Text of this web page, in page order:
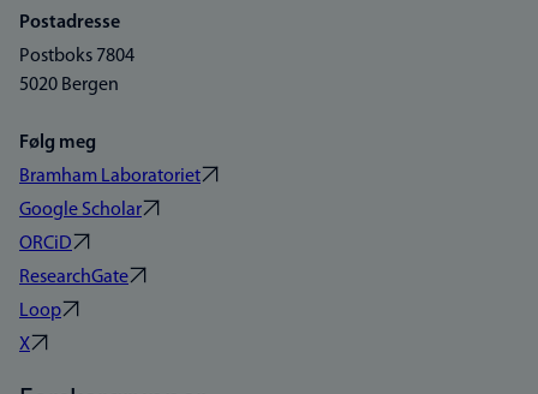
Postadresse
Postboks 7804
5020 Bergen
Følg meg
Bramham Laboratoriet
Google Scholar
ORCiD
ResearchGate
Loop
X